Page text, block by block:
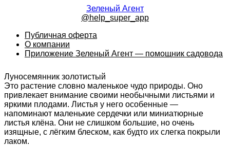
Зеленый Агент
@help_super_app
Публичная оферта
О компании
Приложение Зеленый Агент — помощник садовода
Луносемянник золотистый
Это растение словно маленькое чудо природы. Оно
привлекает внимание своими необычными листьями и
яркими плодами. Листья у него особенные —
напоминают маленькие сердечки или миниатюрные
листья клёна. Они не слишком большие, но очень
изящные, с лёгким блеском, как будто их слегка покрыли
лаком.